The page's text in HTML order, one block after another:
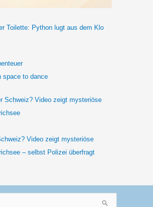
Toilette: Python lugt aus dem Klo
space to dance
Video zeigt mysteriöse
– selbst Polizei überfragt